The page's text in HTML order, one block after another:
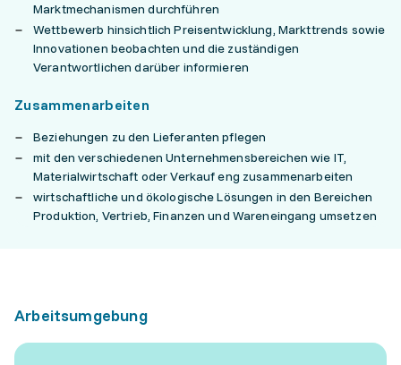
Marktmechanismen durchführen
Wettbewerb hinsichtlich Preisentwicklung, Markttrends sowie
Innovationen beobachten und die zuständigen
Verantwortlichen darüber informieren
Zusammenarbeiten
Beziehungen zu den Lieferanten pflegen
mit den verschiedenen Unternehmensbereichen wie IT,
Materialwirtschaft oder Verkauf eng zusammenarbeiten
wirtschaftliche und ökologische Lösungen in den Bereichen
Produktion, Vertrieb, Finanzen und Wareneingang umsetzen
Arbeitsumgebung